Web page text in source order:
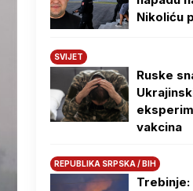
Nikoliću
SVIJET
Ruske
vakcina
REPUBLIKA SRPSKA / BIH